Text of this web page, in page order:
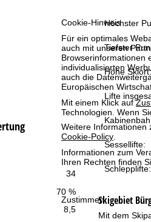
Cookie-Hinweis
Für ein optimales
auch mit unseren
Browserinformationen
individualisierten
auch die
Europäischen
Mit einem Klick auf
Technologien. Wenn
Weitere Informationen
Cookie-Policy.
Informationen zum
Ihren Rechten finden
Zustimmen
34
70 %
8,5
t
s
e
i
t
e
Höchster
Tiefster
Höhe Skiort:
Lifte
Sessellifte:
Schlepplifte:
Skigebiet
Mit dem